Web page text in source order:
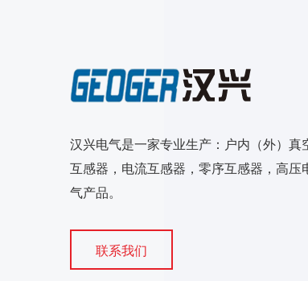
汉兴电气是一家专业生产：户内（外）真
互感器，电流互感器，零序互感器，高压
气产品。
联系我们